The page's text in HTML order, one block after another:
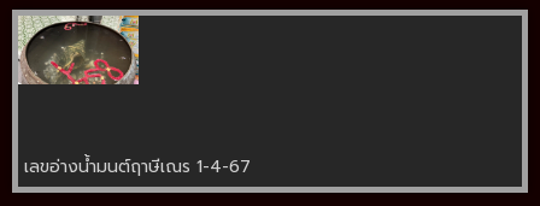
เลขอ่างน้ำมนต์ฤาษีเณร 1-4-67